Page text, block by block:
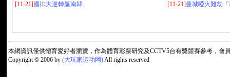
[11-21] 國排大逆轉贏南韓.. [11-21]曼城啞火難劫「
本網資訊僅供體育愛好者瀏覽，作為體育彩票研究及CCTV5台有獎競賽參考，
Copyright © 2006 by (大玩家运动网)All rights reserved